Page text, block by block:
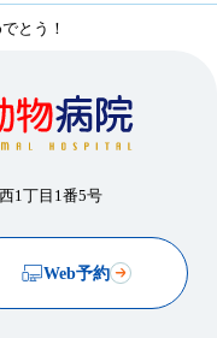
とう！
1丁目1番5号
Web予約